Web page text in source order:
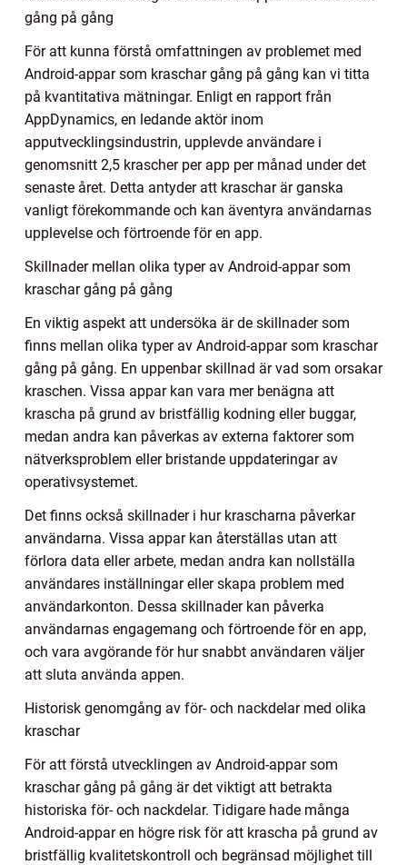
gång på gång
För att kunna förstå omfattningen av problemet med
Android-appar som kraschar gång på gång kan vi titta
på kvantitativa mätningar. Enligt en rapport från
AppDynamics, en ledande aktör inom
apputvecklingsindustrin, upplevde användare i
genomsnitt 2,5 krascher per app per månad under det
senaste året. Detta antyder att kraschar är ganska
vanligt förekommande och kan äventyra användarnas
upplevelse och förtroende för en app.
Skillnader mellan olika typer av Android-appar som
kraschar gång på gång
En viktig aspekt att undersöka är de skillnader som
finns mellan olika typer av Android-appar som kraschar
gång på gång. En uppenbar skillnad är vad som orsakar
kraschen. Vissa appar kan vara mer benägna att
krascha på grund av bristfällig kodning eller buggar,
medan andra kan påverkas av externa faktorer som
nätverksproblem eller bristande uppdateringar av
operativsystemet.
Det finns också skillnader i hur krascharna påverkar
användarna. Vissa appar kan återställas utan att
förlora data eller arbete, medan andra kan nollställa
användares inställningar eller skapa problem med
användarkonton. Dessa skillnader kan påverka
användarnas engagemang och förtroende för en app,
och vara avgörande för hur snabbt användaren väljer
att sluta använda appen.
Historisk genomgång av för- och nackdelar med olika
kraschar
För att förstå utvecklingen av Android-appar som
kraschar gång på gång är det viktigt att betrakta
historiska för- och nackdelar. Tidigare hade många
Android-appar en högre risk för att krascha på grund av
bristfällig kvalitetskontroll och begränsad möjlighet till